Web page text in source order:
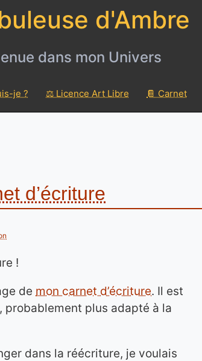
d'Ambre
dans mon Univers
je ? ⚖️ Licence Art Libre 📔 Carnet
d’écriture
!
de mon carnet d’écriture. Il est
probablement plus adapté à la
dans la réécriture, je voulais